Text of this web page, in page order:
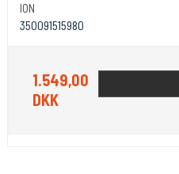
ION
350091515980
1.549,00
DKK